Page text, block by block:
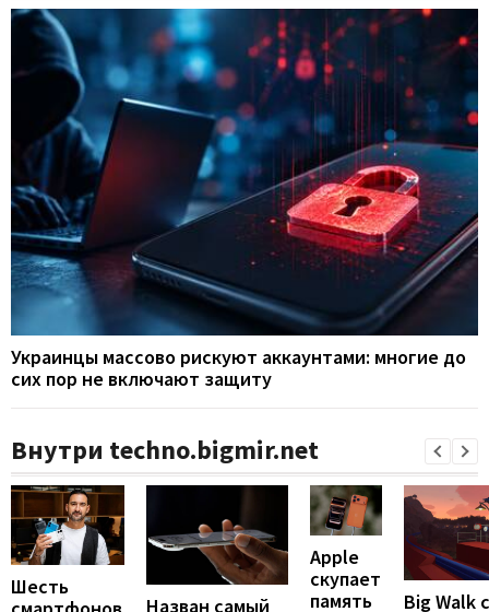
Украинцы массово рискуют аккаунтами: многие до
сих пор не включают защиту
Внутри techno.bigmir.net
Шесть
Назван самый
Apple
скупает
память
Big Walk